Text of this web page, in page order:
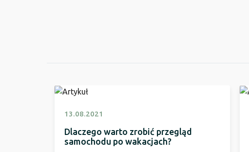
13.08.2021
Dlaczego warto zrobić przegląd
samochodu po wakacjach?